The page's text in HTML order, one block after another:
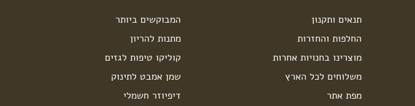
תנאים ותקנון
החלפות והחזרות
מוצרינו בחנויות אחרות
משלוחים לכל הארץ
מפת אתר
המבוקשים ביותר
מתנות להריון
קוליקו טיפות לגזים
שמן אמבט לתינוק
דיפיוזר חשמלי